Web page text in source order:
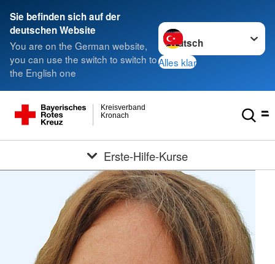
Sie befinden sich auf der
deutschen Website
You are on the German website,
you can use the switch to switch to
the English one
Sprache wechseln zu
Alles klar
Kronach
Kreisverband
Erste-Hilfe-Kurse